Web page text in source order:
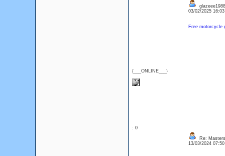
{___ONLINE___}
03/02/2025
Free motorcycle
: 0
Re:
13/03/2024